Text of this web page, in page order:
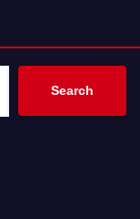
Search